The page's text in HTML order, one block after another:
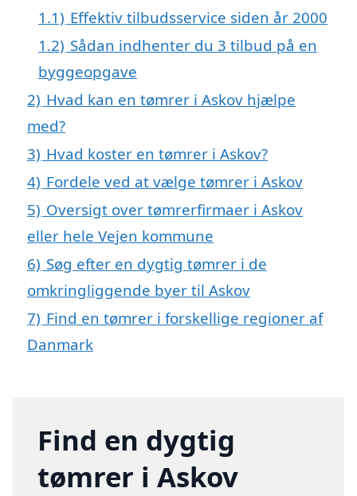
1.1) Effektiv tilbudsservice siden år 2000
1.2) Sådan indhenter du 3 tilbud på en
byggeopgave
2) Hvad kan en tømrer i Askov hjælpe
med?
3) Hvad koster en tømrer i Askov?
4) Fordele ved at vælge tømrer i Askov
5) Oversigt over tømrerfirmaer i Askov
eller hele Vejen kommune
6) Søg efter en dygtig tømrer i de
omkringliggende byer til Askov
7) Find en tømrer i forskellige regioner af
Danmark
Find en dygtig
tømrer i Askov